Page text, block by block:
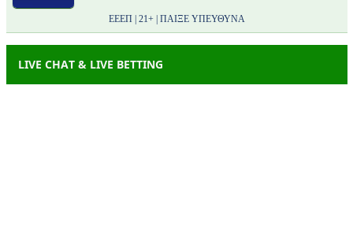
ΕΕΕΠ | 21+ | ΠΑΙΞΕ ΥΠΕΥΘΥΝΑ
LIVE CHAT & LIVE BETTING